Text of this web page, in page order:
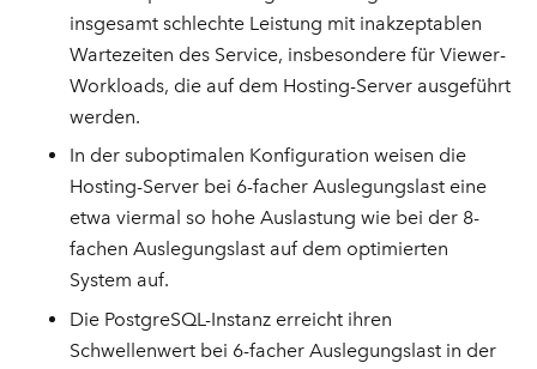
insgesamt schlechte Leistung mit inakzeptablen
Wartezeiten des Service, insbesondere für Viewer-
Workloads, die auf dem Hosting-Server ausgeführt
werden.
In der suboptimalen Konfiguration weisen die
Hosting-Server bei 6-facher Auslegungslast eine
etwa viermal so hohe Auslastung wie bei der 8-
fachen Auslegungslast auf dem optimierten
System auf.
Die PostgreSQL-Instanz erreicht ihren
Schwellenwert bei 6-facher Auslegungslast in der